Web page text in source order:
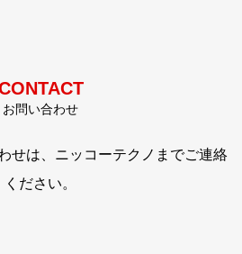
お問い合わせ
せは、ニッコーテクノまでご連絡
ください。